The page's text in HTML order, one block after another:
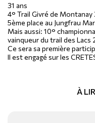
31 ans
4° Trail Givré de Montanay
5ème place au Jungfrau
Mais aussi: 10°
vainqueur du trail des Lacs
Ce sera sa première
Il est engagé sur les
À